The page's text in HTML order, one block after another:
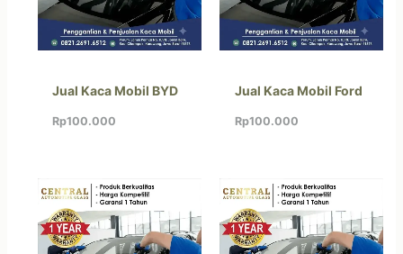
Jual Kaca Mobil BYD
Rp100.000
Jual Kaca Mobil Ford
Rp100.000